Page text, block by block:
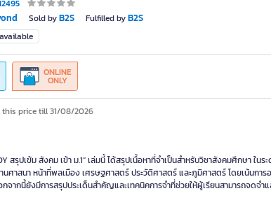
Sold byB2S Fulfilled byB2S
ONLINE
ONLY
this price till 31/08/2026
สรุปเข้ม สังคม เข้า ม.1” เล่มนี้ ได้สรุปเนื้อหาที่จำเป็นสำหรับวิชาสังคมศึกษา ในร
นศาสนา หน้าที่พลเมือง เศรษฐศาสตร์ ประวัติศาสตร์ และภูมิศาสตร์ โดยเน้นการ
กจากนี้ยังมีการสรุปประเด็นสำคัญและเทคนิคการจำที่ช่วยให้ผู้เรียนสามารถจดจำแ